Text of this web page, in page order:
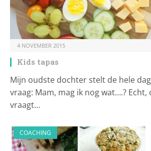
4 NOVEMBER 2015
Kids tapas
Mijn oudste dochter stelt de hele
vraag: Mam, mag ik nog wat….?
vraagt…
COACHING